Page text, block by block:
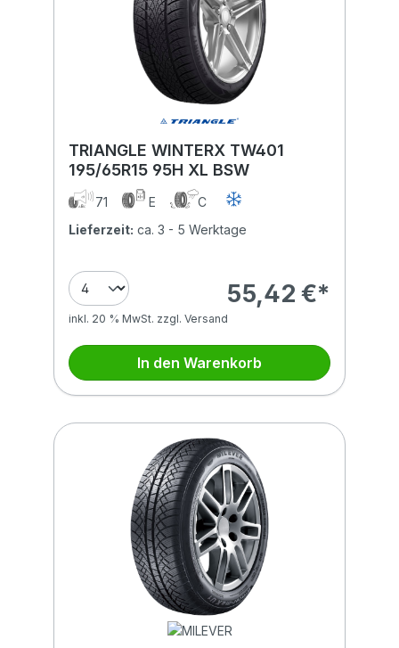
TRIANGLE WINTERX TW401
195/65R15 95H XL BSW
71 E
C
Lieferzeit: ca. 3 - 5 Werktage
55,42 €*
inkl. 20 % MwSt. zzgl. Versand
In den Warenkorb